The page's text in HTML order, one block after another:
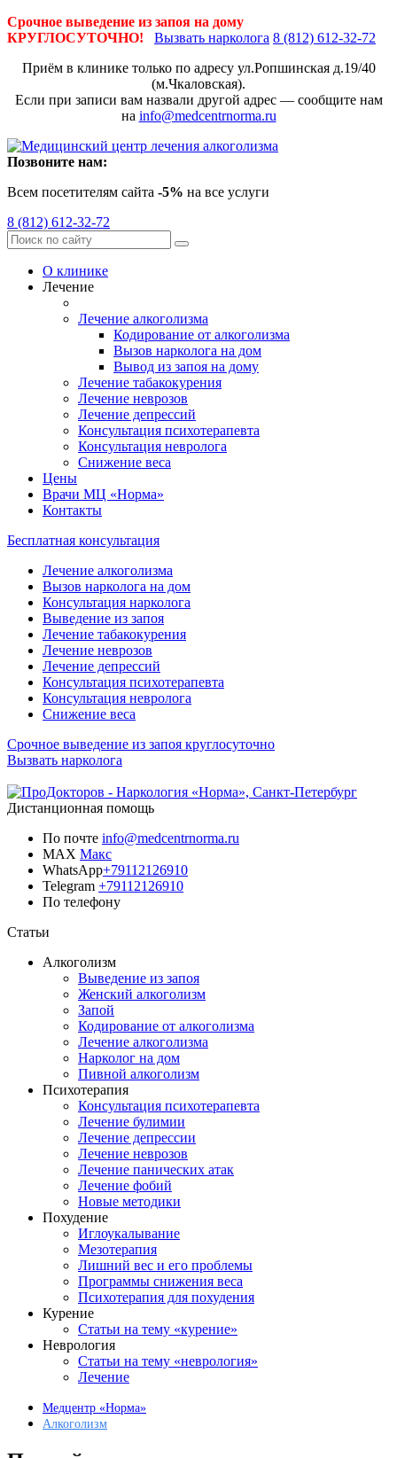
Срочное выведение из запоя на дому
КРУГЛОСУТОЧНО!
Вызвать нарколога 8 (812) 612-32-72
Приём в клинике только по адресу ул.Ропшинская д.19/40
(м.Чкаловская).
Если при записи вам назвали другой адрес — сообщите нам
на info@medcentrnorma.ru
Позвоните нам:
Всем посетителям сайта -5% на все услуги
8 (812) 612-32-72
О клинике
Лечение
Лечение алкоголизма
Кодирование от алкоголизма
Вызов нарколога на дом
Вывод из запоя на дому
Лечение табакокурения
Лечение неврозов
Лечение депрессий
Консультация психотерапевта
Консультация невролога
Снижение веса
Цены
Врачи МЦ «Норма»
Контакты
Бесплатная консультация
Лечение алкоголизма
Вызов нарколога на дом
Консультация нарколога
Выведение из запоя
Лечение табакокурения
Лечение неврозов
Лечение депрессий
Консультация психотерапевта
Консультация невролога
Снижение веса
Срочное выведение из запоя круглосуточно
Вызвать нарколога
Дистанционная помощь
По почте info@medcentrnorma.ru
MAX Макс
WhatsApp+79112126910
Telegram +79112126910
По телефону
Статьи
Алкоголизм
Выведение из запоя
Женский алкоголизм
Запой
Кодирование от алкоголизма
Лечение алкоголизма
Нарколог на дом
Пивной алкоголизм
Психотерапия
Консультация психотерапевта
Лечение булимии
Лечение депрессии
Лечение неврозов
Лечение панических атак
Лечение фобий
Новые методики
Похудение
Иглоукалывание
Мезотерапия
Лишний вес и его проблемы
Программы снижения веса
Психотерапия для похудения
Курение
Статьи на тему «курение»
Неврология
Статьи на тему «неврология»
Лечение
Медцентр «Норма»
Алкоголизм